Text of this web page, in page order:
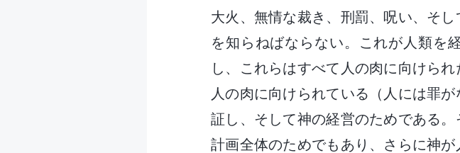
大火、無情な裁き、刑罰、呪い、そ
を知らねばならない。これが人類を
し、これらはすべて人の肉に向けら
人の肉に向けられている（人には罪
証し、そして神の経営のためである
計画全体のためでもあり、さらに神